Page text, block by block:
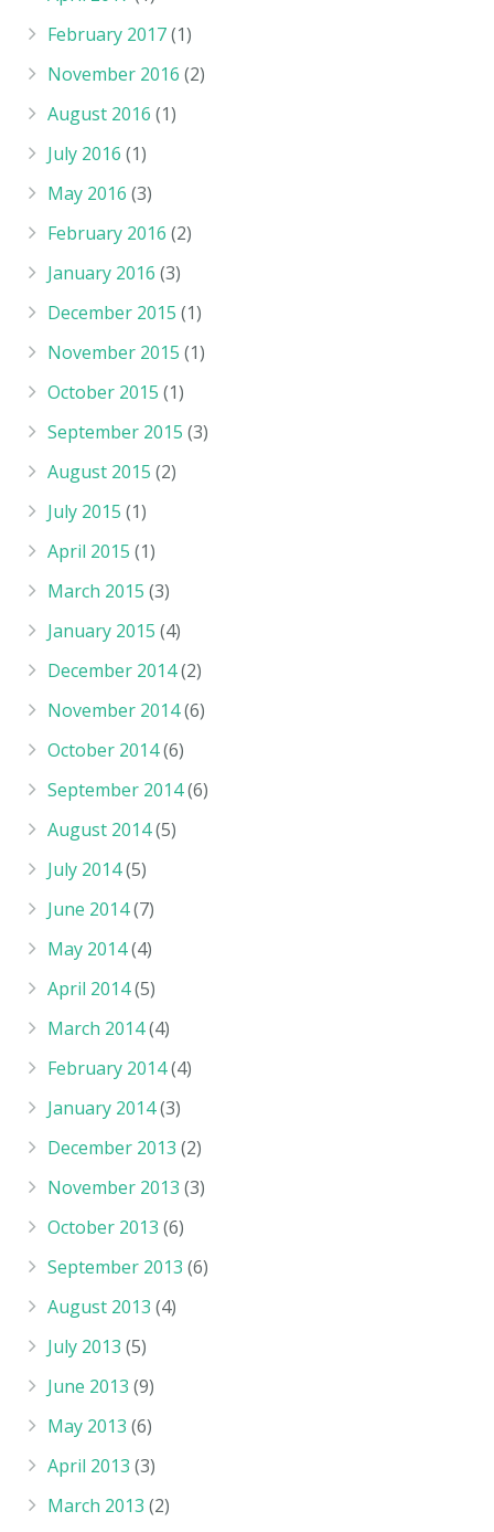
February 2017(1)
November 2016 (2)
August 2016 (1)
July 2016 (1)
May 2016 (3)
February 2016 (2)
January 2016 (3)
December 2015 (1)
November 2015 (1)
October 2015 (1)
September 2015 (3)
August 2015 (2)
July 2015 (1)
April 2015 (1)
March 2015 (3)
January 2015 (4)
December 2014(2)
November 2014(6)
October 2014(6)
September 2014(6)
August 2014(5)
July 2014(5)
June 2014(7)
May 2014(4)
April 2014(5)
March 2014(4)
February 2014(4)
January 2014(3)
December 2013 (2)
November 2013 (3)
October 2013 (6)
September 2013 (6)
August 2013 (4)
July 2013 (5)
June 2013 (9)
May 2013 (6)
April 2013 (3)
March 2013 (2)